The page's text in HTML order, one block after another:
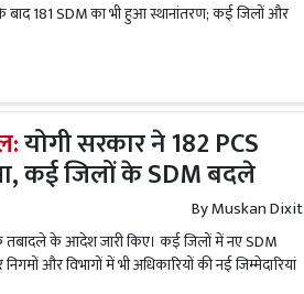
के बाद 181 SDM का भी हुआ स्थानांतरण; कई जिलों और
योगी सरकार ने 182 PCS
कई जिलों के SDM बदले
ByMuskan Dixit
के तबादले के आदेश जारी किए। कई जिलों में नए SDM
और विभागों में भी अधिकारियों की नई जिम्मेदारियां